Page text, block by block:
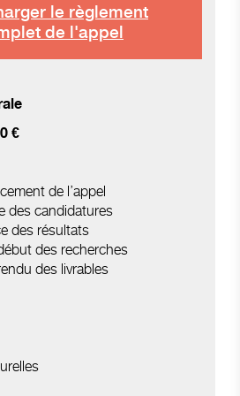
le règlement
de l'appel
€
de l’appel
des candidatures
des résultats
des recherches
des livrables